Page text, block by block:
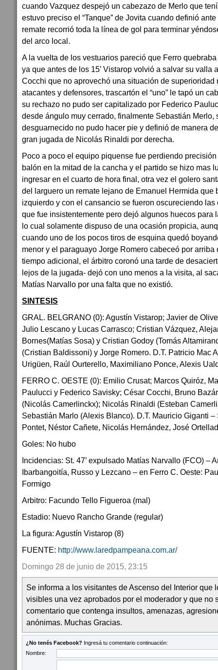
cuando Vazquez despejó un cabezazo de Merlo que
estuvo preciso el “Tanque” de Jovita cuando definió
remate recorrió toda la línea de gol para terminar
del arco local.
A la vuelta de los vestuarios pareció que Ferro
ya que antes de los 15’ Vistarop volvió a salvar su valla
Cocchi que no aprovechó una situación de superioridad
atacantes y defensores, trascartón el “uno” le tapó un
su rechazo no pudo ser capitalizado por Federico
desde ángulo muy cerrado, finalmente Sebastián Merlo,
desguarnecido no pudo hacer pie y definió de manera
gran jugada de Nicolás Rinaldi por derecha.
Poco a poco el equipo piquense fue perdiendo
balón en la mitad de la cancha y el partido se hizo mas
ingresar en el cuarto de hora final, otra vez el golero
del larguero un remate lejano de Emanuel Hermida que
izquierdo y con el cansancio se fueron oscureciendo
que fue insistentemente pero dejó algunos huecos para
lo cual solamente dispuso de una ocasión propicia,
cuando uno de los pocos tiros de esquina quedó
menor y el paraguayo Jorge Romero cabeceó por arriba
tiempo adicional, el árbitro coronó una tarde de
lejos de la jugada- dejó con uno menos a la visita, al
Matías Narvallo por una falta que no existió.
SINTESIS
GRAL. BELGRANO (0): Agustín Vistarop; Javier de
Julio Lescano y Lucas Carrasco; Cristian Vázquez,
Bornes(Matías Sosa) y Cristian Godoy (Tomás
(Cristian Baldissoni) y Jorge Romero. D.T. Patricio Mac
Urigüen, Raúl Ourterello, Maximiliano Ponce, Alexis
FERRO C. OESTE (0): Emilio Crusat; Marcos Quiróz,
Paulucci y Federico Savisky; César Cocchi, Bruno
(Nicolás Camerlinckx); Nicolás Rinaldi (Esteban
Sebastián Marlo (Alexis Blanco). D.T. Mauricio Giganti
Pontet, Néstor Cañete, Nicolás Hernández, José
Goles: No hubo
Incidencias: St. 47’ expulsado Matías Narvallo (FCO) –
Ibarbangoitía, Russo y Lezcano – en Ferro C. Oeste:
Formigo
Arbitro: Facundo Tello Figueroa (mal)
Estadio: Nuevo Rancho Grande (regular)
La figura: Agustín Vistarop (8)
FUENTE: http://www.laredpampeana.com.ar/
Domingo 28 de junio de 2015, 23:15
Se informa a los visitantes de Ascenso del Interior que
visibles una vez aprobados por el moderador y que no
comentario que contenga insultos, amenazas,
anónimas. Muchas Gracias.
¿No tenés Facebook? Ingresá tu comentario continuación:
Nombre: